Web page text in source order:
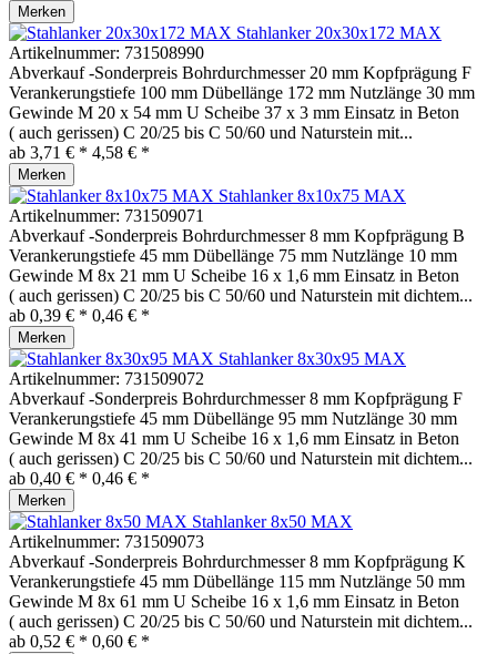
Merken
Stahlanker 20x30x172 MAX
Artikelnummer: 731508990
Abverkauf -Sonderpreis Bohrdurchmesser 20 mm Kopfprägung F
Verankerungstiefe 100 mm Dübellänge 172 mm Nutzlänge 30 mm
Gewinde M 20 x 54 mm U Scheibe 37 x 3 mm Einsatz in Beton
( auch gerissen) C 20/25 bis C 50/60 und Naturstein mit...
ab 3,71 € * 4,58 € *
Merken
Stahlanker 8x10x75 MAX
Artikelnummer: 731509071
Abverkauf -Sonderpreis Bohrdurchmesser 8 mm Kopfprägung B
Verankerungstiefe 45 mm Dübellänge 75 mm Nutzlänge 10 mm
Gewinde M 8x 21 mm U Scheibe 16 x 1,6 mm Einsatz in Beton
( auch gerissen) C 20/25 bis C 50/60 und Naturstein mit dichtem...
ab 0,39 € * 0,46 € *
Merken
Stahlanker 8x30x95 MAX
Artikelnummer: 731509072
Abverkauf -Sonderpreis Bohrdurchmesser 8 mm Kopfprägung F
Verankerungstiefe 45 mm Dübellänge 95 mm Nutzlänge 30 mm
Gewinde M 8x 41 mm U Scheibe 16 x 1,6 mm Einsatz in Beton
( auch gerissen) C 20/25 bis C 50/60 und Naturstein mit dichtem...
ab 0,40 € * 0,46 € *
Merken
Stahlanker 8x50 MAX
Artikelnummer: 731509073
Abverkauf -Sonderpreis Bohrdurchmesser 8 mm Kopfprägung K
Verankerungstiefe 45 mm Dübellänge 115 mm Nutzlänge 50 mm
Gewinde M 8x 61 mm U Scheibe 16 x 1,6 mm Einsatz in Beton
( auch gerissen) C 20/25 bis C 50/60 und Naturstein mit dichtem...
ab 0,52 € * 0,60 € *